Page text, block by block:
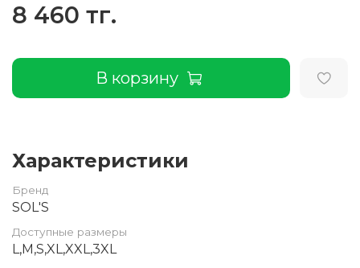
8 460 тг.
В корзину
Характеристики
Бренд
SOL'S
Доступные размеры
L,M,S,XL,XXL,3XL